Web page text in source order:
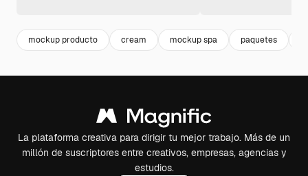
mockup producto cream mockup spa paquetes
La plataforma creativa para dirigir tu mejor trabajo. Más de un
millón de suscriptores entre creativos, empresas, agencias y
estudios.